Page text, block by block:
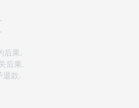
后果.
后果.
退款.